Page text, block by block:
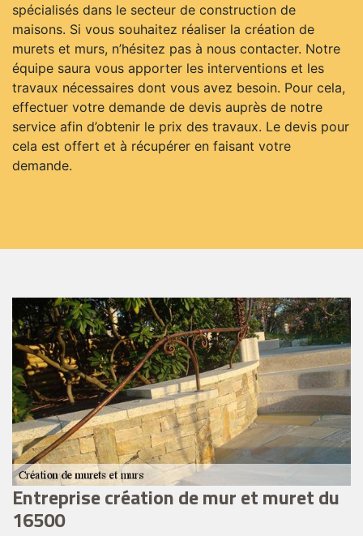
spécialisés dans le secteur de construction de
maisons. Si vous souhaitez réaliser la création de
murets et murs, n’hésitez pas à nous contacter. Notre
équipe saura vous apporter les interventions et les
travaux nécessaires dont vous avez besoin. Pour cela,
effectuer votre demande de devis auprès de notre
service afin d’obtenir le prix des travaux. Le devis pour
cela est offert et à récupérer en faisant votre
demande.
Entreprise création de mur et muret du
16500